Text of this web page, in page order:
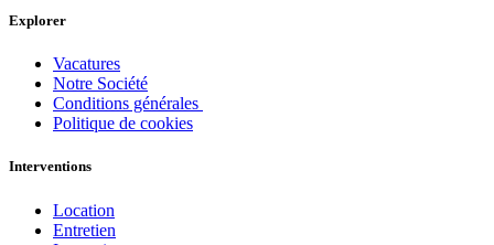
Explorer
Vacatures
Notre Société
Conditions générales
Politique de cookies
Interventions
Location
Entretien